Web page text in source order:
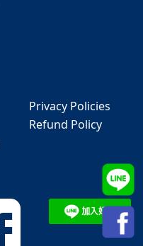
Privacy Policies
Refund Policy